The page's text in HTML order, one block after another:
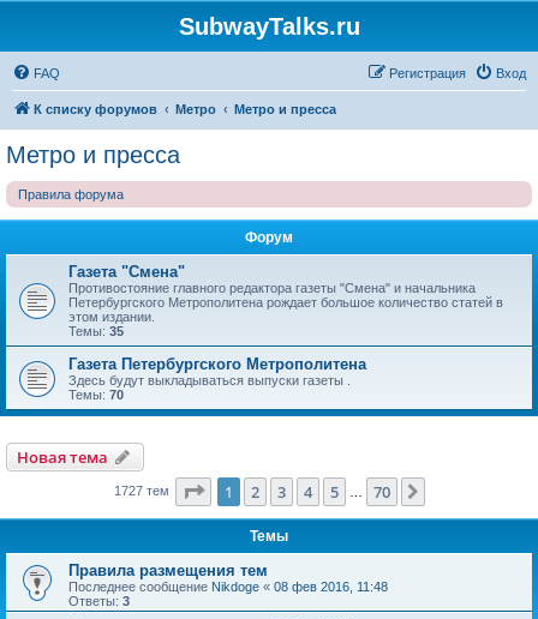
SubwayTalks.ru
FAQ Вход
Регистрация
К списку форумов Метро Метро и пресса
Метро и пресса
Правила форума
Форум
Газета "Смена"
Противостояние главного редактора газеты "Смена" и начальника
Петербургского Метрополитена рождает большое количество статей в
этом издании.
Темы: 35
Газета Петербургского Метрополитена
Здесь будут выкладываться выпуски газеты .
Темы: 70
Новая тема
1727 тем Страница из 70
1 2 3 4 5 70
Темы
Правила размещения тем
Последнее сообщение Nikdoge « 08 фев 2016, 11:48
Ответы: 3